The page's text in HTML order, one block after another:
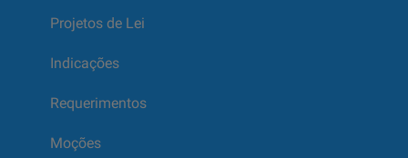
Projetos de Lei
Indicações
Requerimentos
Moções